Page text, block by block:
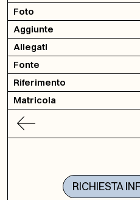
Foto
Aggiunte
Allegati
Fonte
Riferimento
Matricola
RICHIESTA